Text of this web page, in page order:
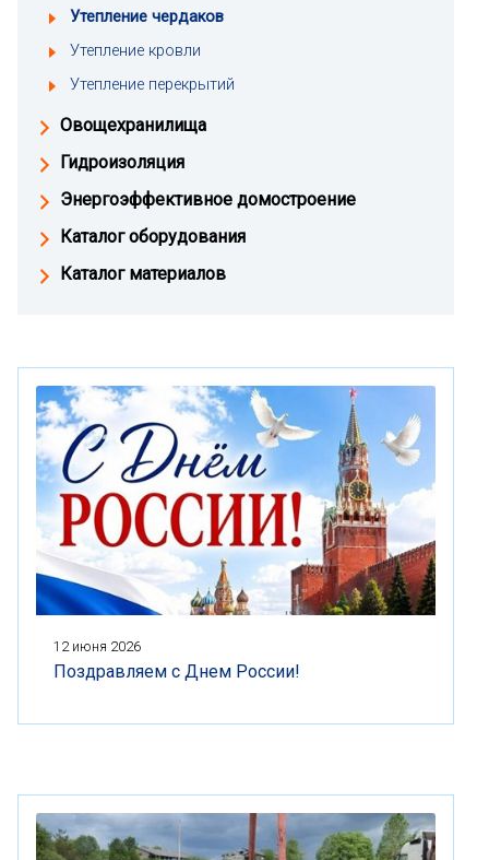
Утепление чердаков
Утепление кровли
Утепление перекрытий
Овощехранилища
Гидроизоляция
Энергоэффективное домостроение
Каталог оборудования
Каталог материалов
12 июня 2026
Поздравляем с Днем России!